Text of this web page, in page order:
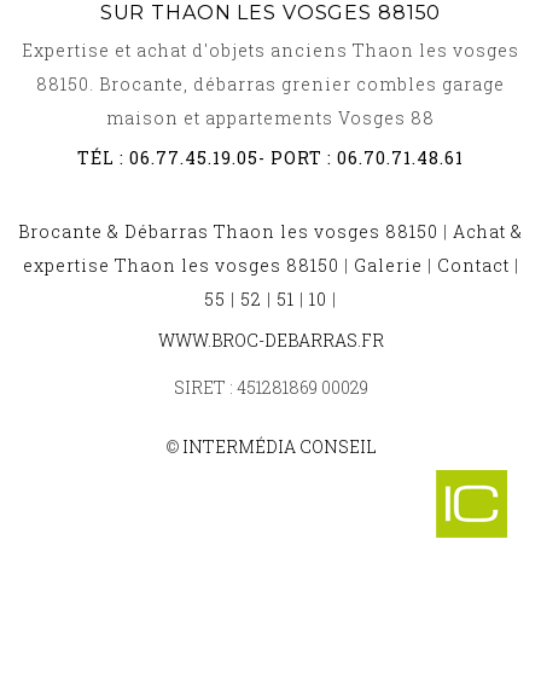
SUR THAON LES VOSGES 88150
Expertise et achat d'objets anciens Thaon les vosges
88150. Brocante, débarras grenier combles garage
maison et appartements Vosges 88
TÉL : 06.77.45.19.05- PORT : 06.70.71.48.61
Brocante & Débarras Thaon les vosges 88150 | Achat &
expertise Thaon les vosges 88150 | Galerie | Contact |
55 | 52 | 51 | 10 |
BROCANTE ET DÉBARRAS RACECOURT 88270
BROCANTE ET DÉBARRAS SENONGES 88260
BROCANTE ET DÉBARRAS UZEMAIN 88220
WWW.BROC-DEBARRAS.FR
SIRET : 451281869 00029
© INTERMÉDIA CONSEIL